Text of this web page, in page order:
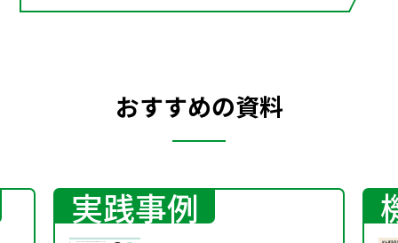
ぶ ・防災と科学
おすすめの資料
実践事例